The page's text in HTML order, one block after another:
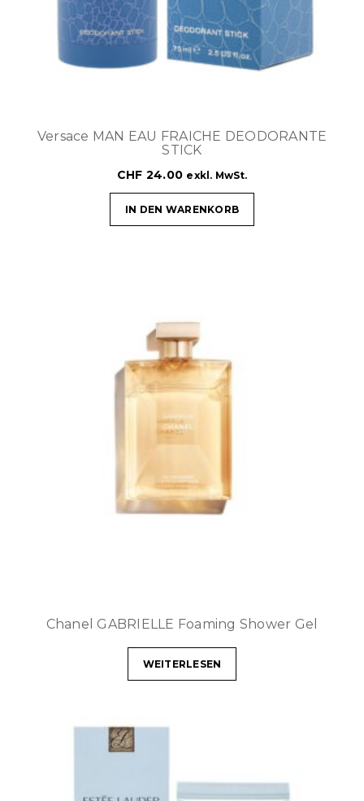
Versace MAN EAU FRAICHE DEODORANTE
STICK
CHF 24.00 exkl. MwSt.
IN DEN WARENKORB
Chanel GABRIELLE Foaming Shower Gel
WEITERLESEN